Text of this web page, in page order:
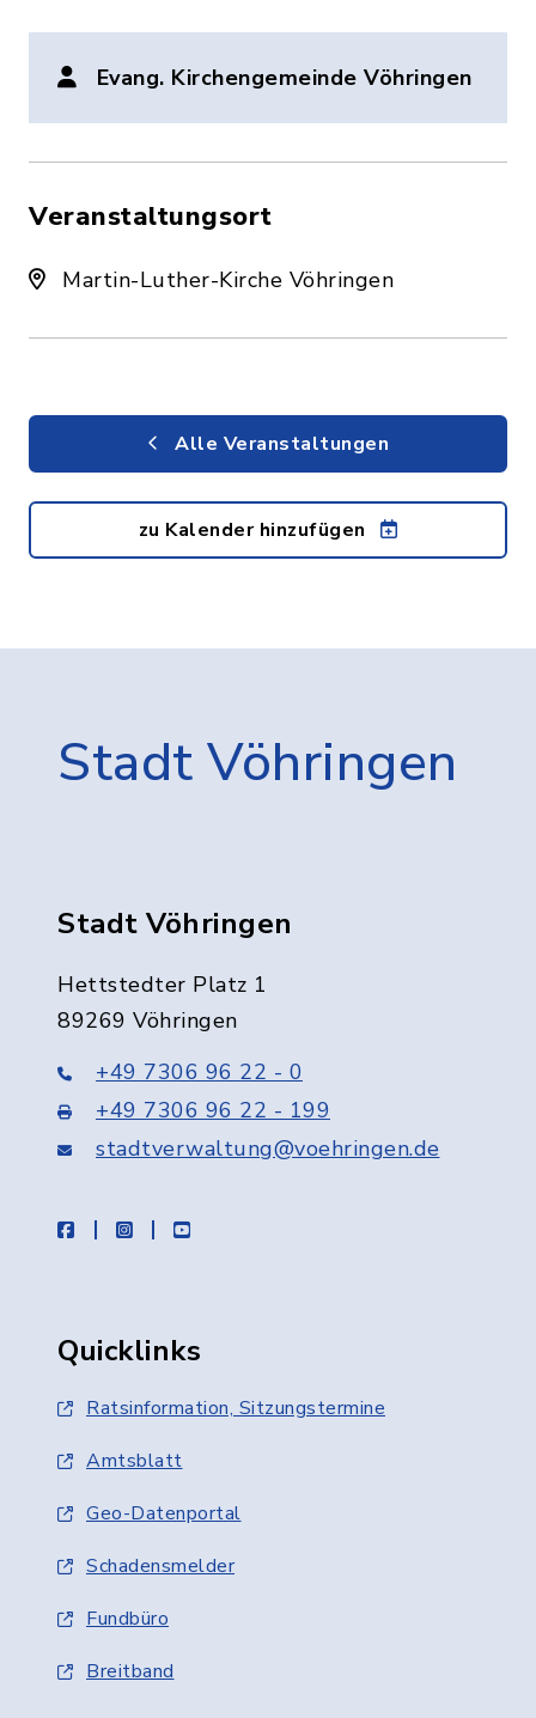
Evang. Kirchengemeinde Vöhringen
Veranstaltungsort
Martin-Luther-Kirche Vöhringen
Alle Veranstaltungen
zu Kalender hinzufügen
Stadt Vöhringen
Stadt Vöhringen
Hettstedter Platz 1
89269 Vöhringen
+49 7306 96 22 - 0
+49 7306 96 22 - 199
stadtverwaltung@voehringen.de
facebookinstagramyoutube
Quicklinks
Ratsinformation, Sitzungstermine
Amtsblatt
Geo-Datenportal
Schadensmelder
Fundbüro
Breitband